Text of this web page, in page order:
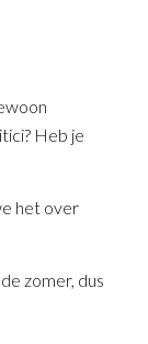
Heb je
het over
zomer, dus